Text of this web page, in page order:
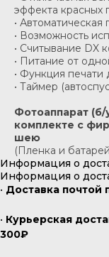
эффекта красных
•
• Возможность
• Считывание DX
• Питание от
• Функция печати
• Таймер
Фотоаппарат (б/
комплекте с
шею
(Пленка и
Информация о
Информация о
• Доставка почтой
• Курьерская
300₽